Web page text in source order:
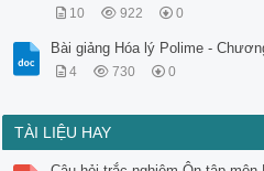
10 922 0
Bài giảng Hóa lý Polime -
4 730 0
TÀI LIỆU HAY